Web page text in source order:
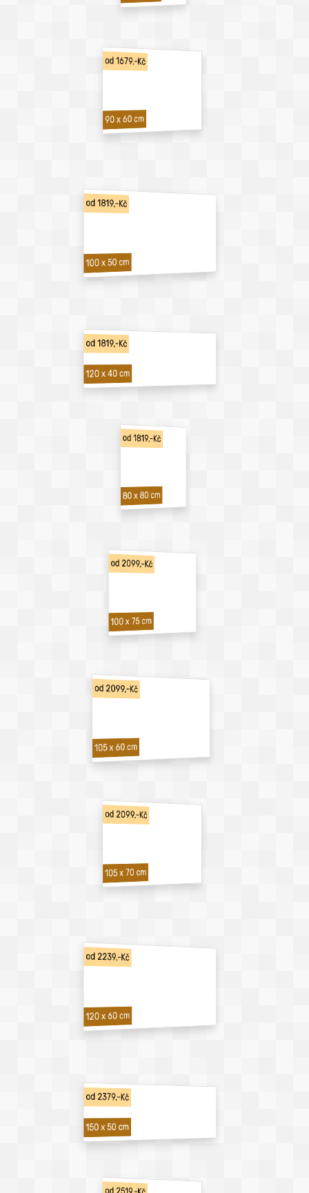
od 1679,-Kč
90 x 60 cm
od 1819,-Kč
100 x 50 cm
od 1819,-Kč
120 x 40 cm
od 1819,-Kč
80 x 80 cm
od 2099,-Kč
100 x 75 cm
od 2099,-Kč
105 x 60 cm
od 2099,-Kč
105 x 70 cm
od 2239,-Kč
120 x 60 cm
od 2379,-Kč
150 x 50 cm